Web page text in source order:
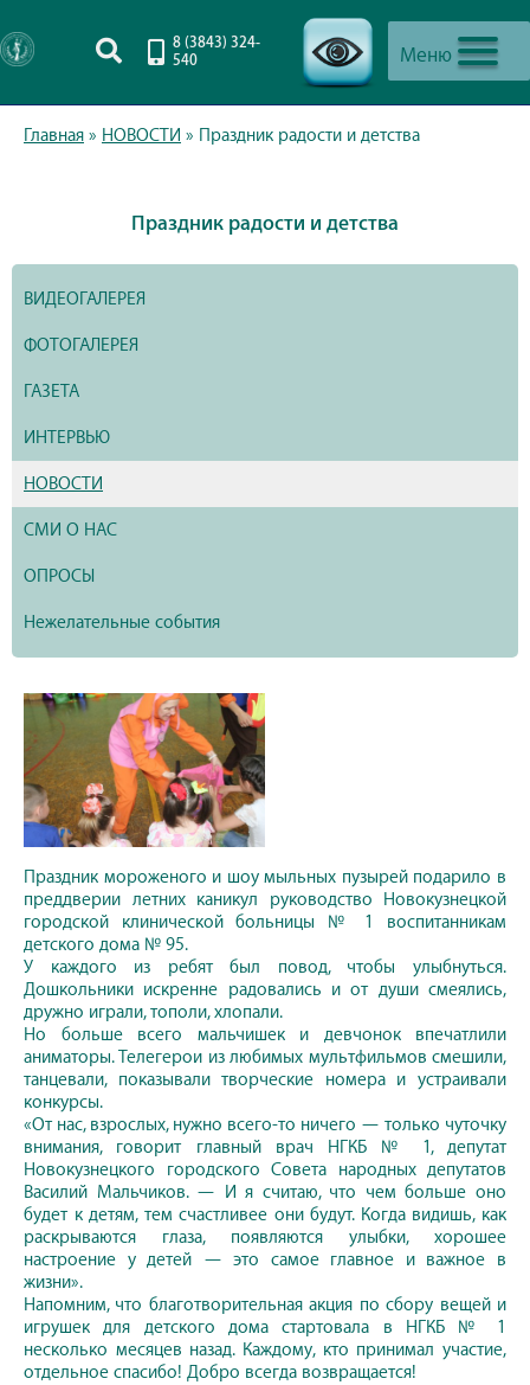
Меню
8 (3843) 324-
540
Главная » НОВОСТИ » Праздник радости и детства
Праздник радости и детства
ВИДЕОГАЛЕРЕЯ
ФОТОГАЛЕРЕЯ
ГАЗЕТА
ИНТЕРВЬЮ
НОВОСТИ
СМИ О НАС
ОПРОСЫ
Нежелательные события
Праздник мороженого и шоу мыльных пузырей подарило в
преддверии летних каникул руководство Новокузнецкой
городской клинической больницы № 1 воспитанникам
детского дома № 95.
У каждого из ребят был повод, чтобы улыбнуться.
Дошкольники искренне радовались и от души смеялись,
дружно играли, тополи, хлопали.
Но больше всего мальчишек и девчонок впечатлили
аниматоры. Телегерои из любимых мультфильмов смешили,
танцевали, показывали творческие номера и устраивали
конкурсы.
«От нас, взрослых, нужно всего-то ничего — только чуточку
внимания, говорит главный врач НГКБ № 1, депутат
Новокузнецкого городского Совета народных депутатов
Василий Мальчиков. — И я считаю, что чем больше оно
будет к детям, тем счастливее они будут. Когда видишь, как
раскрываются глаза, появляются улыбки, хорошее
настроение у детей — это самое главное и важное в
жизни».
Напомним, что благотворительная акция по сбору вещей и
игрушек для детского дома стартовала в НГКБ № 1
несколько месяцев назад. Каждому, кто принимал участие,
отдельное спасибо! Добро всегда возвращается!